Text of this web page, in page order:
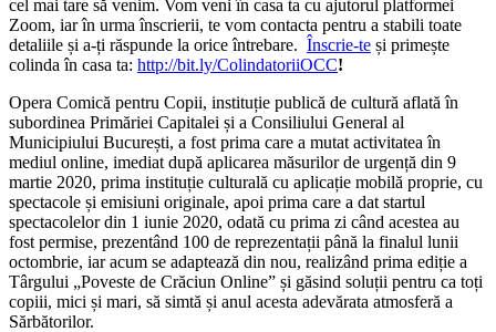
cel mai tare să venim. Vom veni în casa ta cu ajutorul platformei
Zoom, iar în urma înscrierii, te vom contacta pentru a stabili toate
detaliile și a-ți răspunde la orice întrebare. Înscrie-te și primește
colinda în casa ta: http://bit.ly/ColindatoriiOCC!
Opera Comică pentru Copii, instituție publică de cultură aflată în
subordinea Primăriei Capitalei și a Consiliului General al
Municipiului București, a fost prima care a mutat activitatea în
mediul online, imediat după aplicarea măsurilor de urgență din 9
martie 2020, prima instituție culturală cu aplicație mobilă proprie, cu
spectacole și emisiuni originale, apoi prima care a dat startul
spectacolelor din 1 iunie 2020, odată cu prima zi când acestea au
fost permise, prezentând 100 de reprezentații până la finalul lunii
octombrie, iar acum se adaptează din nou, realizând prima ediție a
Târgului „Poveste de Crăciun Online” și găsind soluții pentru ca toți
copiii, mici și mari, să simtă și anul acesta adevărata atmosferă a
Sărbătorilor.